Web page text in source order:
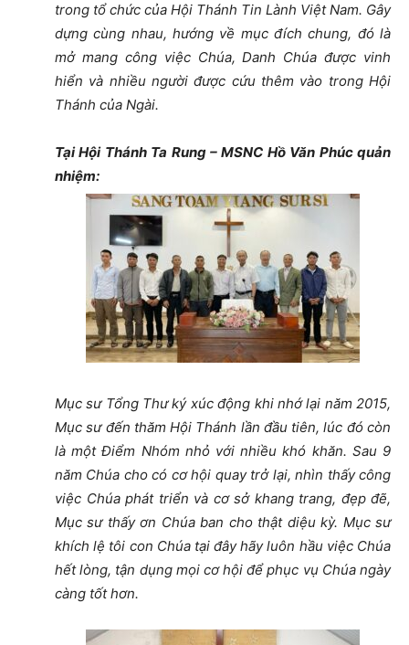
trong tổ chức của Hội Thánh Tin Lành Việt Nam. Gây
dựng cùng nhau, hướng về mục đích chung, đó là
mở mang công việc Chúa, Danh Chúa được vinh
hiển và nhiều người được cứu thêm vào trong Hội
Thánh của Ngài.
Tại Hội Thánh Ta Rung – MSNC Hồ Văn Phúc quản
nhiệm:
Mục sư Tổng Thư ký xúc động khi nhớ lại năm 2015,
Mục sư đến thăm Hội Thánh lần đầu tiên, lúc đó còn
là một Điểm Nhóm nhỏ với nhiều khó khăn. Sau 9
năm Chúa cho có cơ hội quay trở lại, nhìn thấy công
việc Chúa phát triển và cơ sở khang trang, đẹp đẽ,
Mục sư thấy ơn Chúa ban cho thật diệu kỳ. Mục sư
khích lệ tôi con Chúa tại đây hãy luôn hầu việc Chúa
hết lòng, tận dụng mọi cơ hội để phục vụ Chúa ngày
càng tốt hơn.